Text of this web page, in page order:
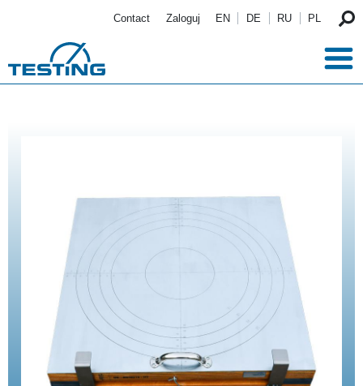
Contact Zaloguj EN DE RU PL